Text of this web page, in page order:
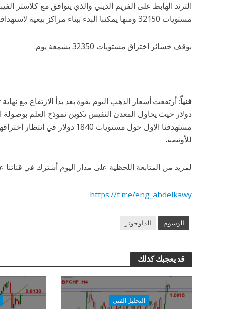
مستويات 32150 ومنها يمكننا البدء ببناء مراكز بيعية لاستهداف مستويات 31200 ثم 30400.
بوقف خسائر اختراق مستويات 32350 بشمعة يوم.
فنياً:
دولار حيث يحاول المعدن النفيس تكوين نموذج العلم بوصولة
للأونصة.
لمزيد من المتابعة اللحظية على مدار اليوم أشترك في قناتنا
https://t.me/eng_abdelkawy
الوسوم الداوجونز
قد يعجبك كذلك
التحليل الفنى